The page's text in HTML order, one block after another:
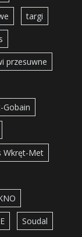
targi
przesuwne
Gobain
Wkręt-Met
Soudal